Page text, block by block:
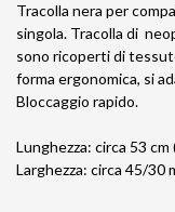
Tracolla nera per
singola. Tracolla di
sono ricoperti di
forma ergonomica, si
Bloccaggio rapido.
Lunghezza: circa 53 cm
Larghezza: circa 45/30